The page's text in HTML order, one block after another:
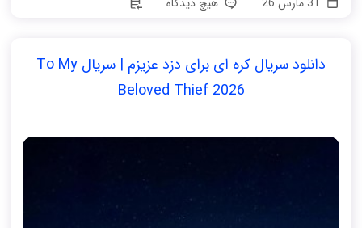
دانلود سریال کره ای برای دزد عزیزم | سریال To My
Beloved Thief 2026